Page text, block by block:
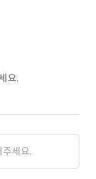
요.
주세요.